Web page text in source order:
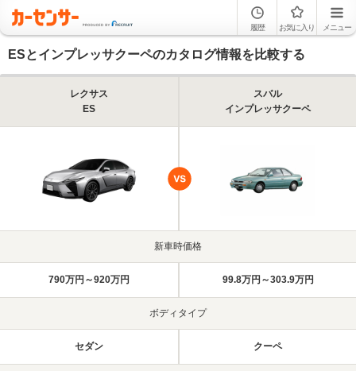
履歴 お気に入り メニュー
ESとインプレッサクーペのカタログ情報を比較する
レクサス
ES
スバル
インプレッサクーペ
新車時価格
790万円～920万円 99.8万円～303.9万円
ボディタイプ
セダン クーペ